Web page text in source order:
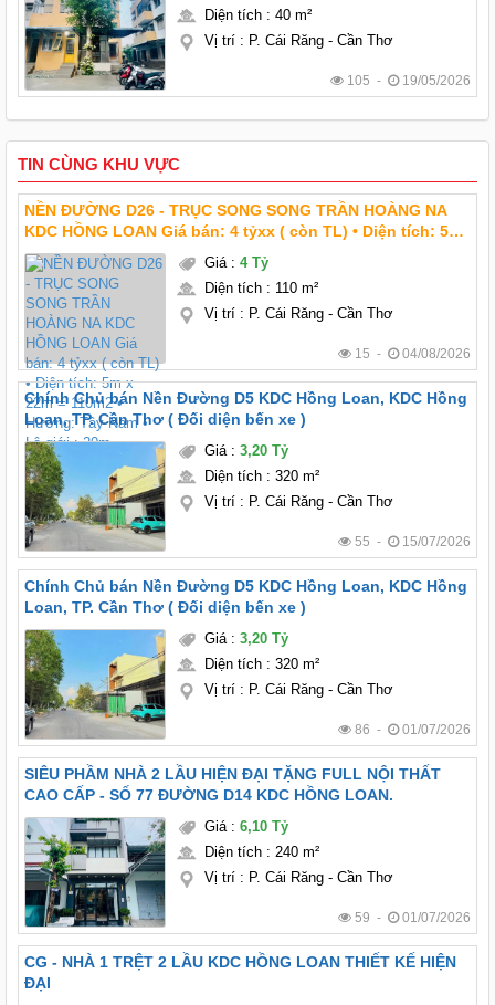
Diện tích: 40 m²
Vị trí: P. Cái Răng - Cần Thơ
105 - 19/05/2026
TIN CÙNG KHU VỰC
NỀN ĐƯỜNG D26 - TRỤC SONG SONG TRẦN HOÀNG NA
KDC HỒNG LOAN Giá bán: 4 tỷxx ( còn TL) • Diện tích: 5m
x 22m = 110m2 • Hướng: Tây Nam • Lộ giới : 20m
Giá: 4 Tỷ
Diện tích: 110 m²
Vị trí: P. Cái Răng - Cần Thơ
15 - 04/08/2026
Chính Chủ bán Nền Đường D5 KDC Hồng Loan, KDC Hồng
Loan, TP. Cần Thơ ( Đối diện bến xe )
Giá: 3,20 Tỷ
Diện tích: 320 m²
Vị trí: P. Cái Răng - Cần Thơ
55 - 15/07/2026
Chính Chủ bán Nền Đường D5 KDC Hồng Loan, KDC Hồng
Loan, TP. Cần Thơ ( Đối diện bến xe )
Giá: 3,20 Tỷ
Diện tích: 320 m²
Vị trí: P. Cái Răng - Cần Thơ
86 - 01/07/2026
SIÊU PHẦM NHÀ 2 LẦU HIỆN ĐẠI TẶNG FULL NỘI THẤT
CAO CẤP - SỐ 77 ĐƯỜNG D14 KDC HỒNG LOAN.
Giá: 6,10 Tỷ
Diện tích: 240 m²
Vị trí: P. Cái Răng - Cần Thơ
59 - 01/07/2026
CG - NHÀ 1 TRỆT 2 LẦU KDC HỒNG LOAN THIẾT KẾ HIỆN
ĐẠI